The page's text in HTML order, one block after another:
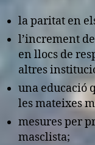
la paritat en
l’increment
en llocs de
altres
una educació
les mateixes
mesures per
masclista;